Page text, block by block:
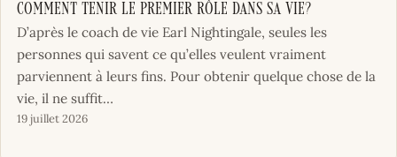
Comment tenir le premier rôle dans sa vie?
D’après le coach de vie Earl Nightingale, seules les
personnes qui savent ce qu’elles veulent vraiment
parviennent à leurs fins. Pour obtenir quelque chose de la
vie, il ne suffit…
19 juillet 2026